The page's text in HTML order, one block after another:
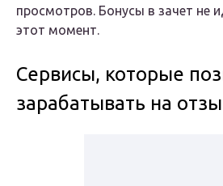
просмотров. Бонусы в зачет не
этот момент.
Сервисы, которые
зарабатывать на